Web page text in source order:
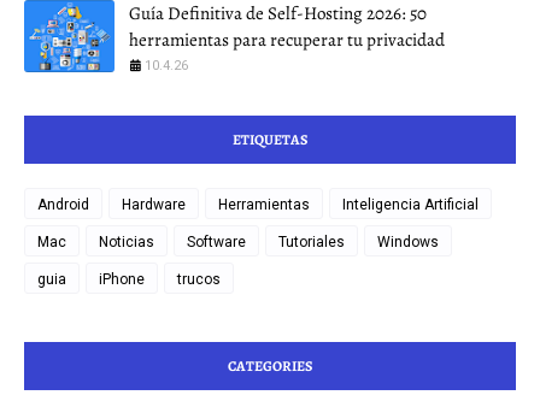
Guía Definitiva de Self-Hosting 2026: 50
herramientas para recuperar tu privacidad
10.4.26
ETIQUETAS
Android Hardware Herramientas Inteligencia Artificial
Mac Noticias Software Tutoriales Windows
guia iPhone trucos
CATEGORIES